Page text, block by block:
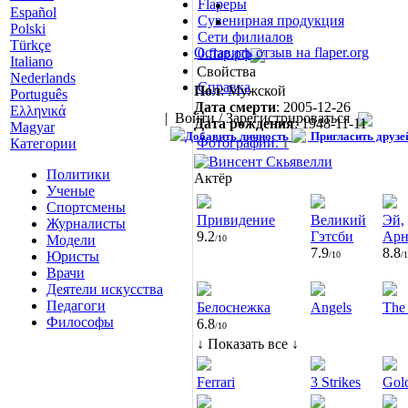
Flapеры
Сувенирная продукция
Сети филиалов
0.flap.рф
Справка
| Войти / Зарегистрироваться
Добавить личность Пригласить
Español
Polski
Türkçe
Italiano
Nederlands
Português
Ελληνικά
Magyar
Категории
Политики
Ученые
Спортсмены
Журналисты
Модели
Юристы
Врачи
Деятели искусства
Педагоги
Философы
Оставить отзыв на flaper.org
Свойства
Пол: Мужской
Дата смерти: 2005-12-26
Дата рождения: 1948-11-11
Фотографии:1
Актёр
Привидение
9.2/10
Великий
Гэтсби
7.9/10
Эй,
8.8/
Белоснежка
6.8/10
Angels The
↓ Показать все ↓
Ferrari 3 Strikes